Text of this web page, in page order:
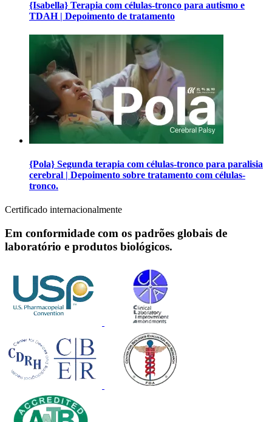
{Isabella} Terapia com células-tronco para autismo e
TDAH | Depoimento de tratamento
{Pola} Segunda terapia com células-tronco para paralisia
cerebral | Depoimento sobre tratamento com células-
tronco.
Certificado internacionalmente
Em conformidade com os padrões globais de
laboratório e produtos biológicos.